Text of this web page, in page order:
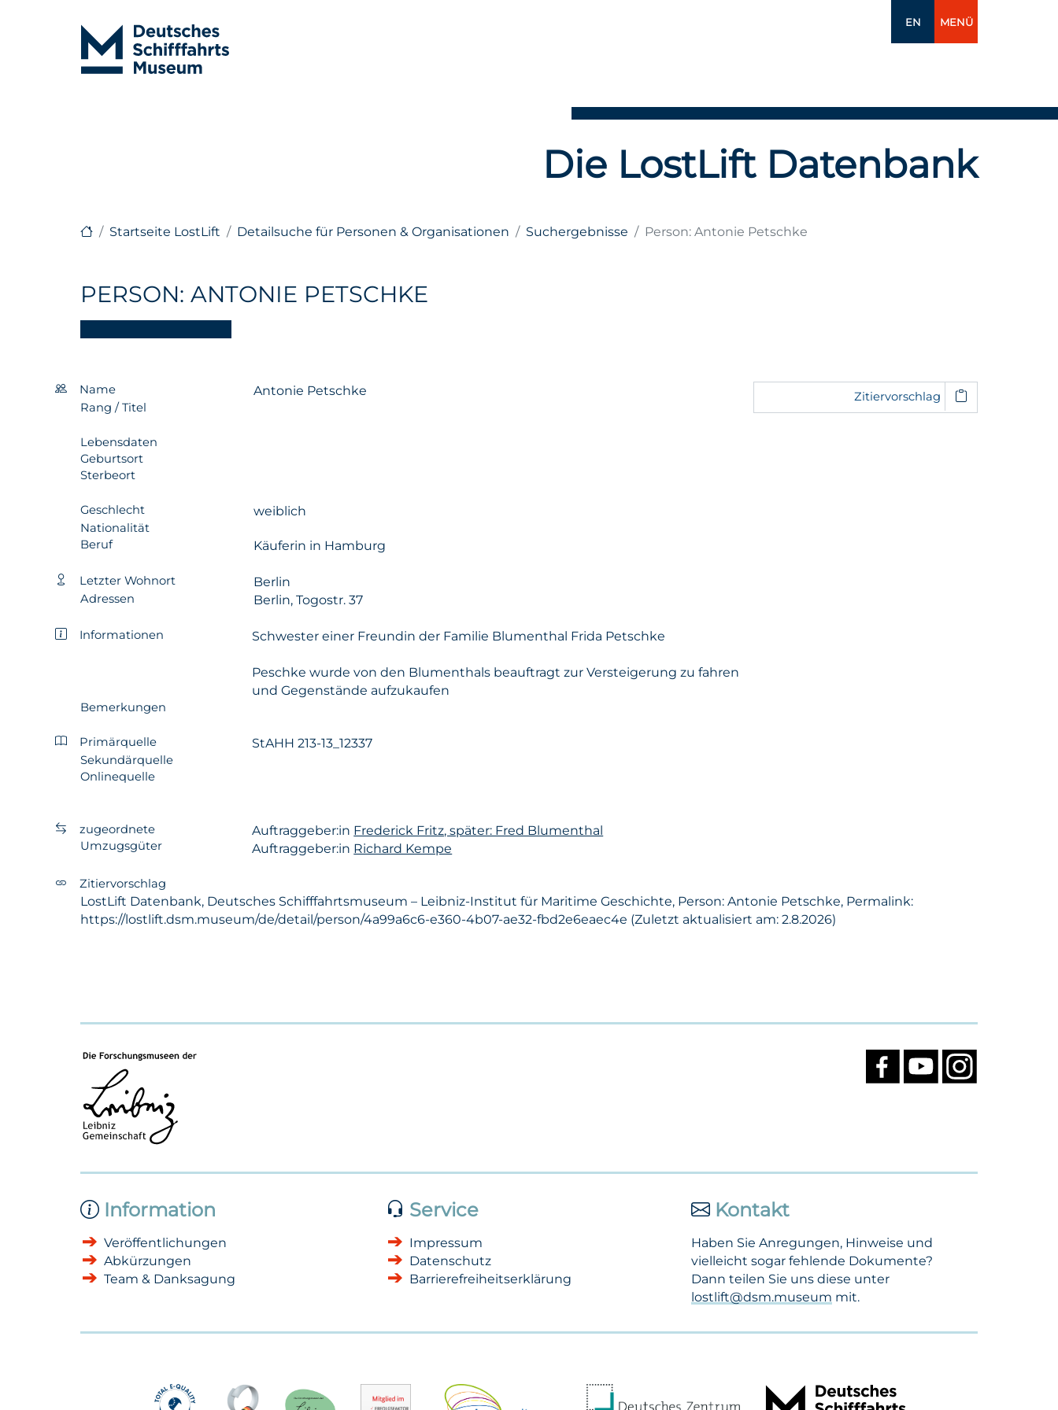
EN MENÜ
Die LostLift Datenbank
Startseite LostLift Detailsuche für Personen & Organisationen Suchergebnisse Person: Antonie Petschke
PERSON: ANTONIE PETSCHKE
Name Antonie Petschke
Rang / Titel
Lebensdaten
Geburtsort
Sterbeort
Geschlecht weiblich
Nationalität
Beruf
Käuferin in Hamburg
Letzter Wohnort Berlin
Adressen Berlin, Togostr. 37
Zitiervorschlag
Informationen Schwester einer Freundin der Familie Blumenthal Frida Petschke
Peschke wurde von den Blumenthals beauftragt zur Versteigerung zu fahren
und Gegenstände aufzukaufen
Bemerkungen
Primärquelle StAHH 213-13_12337
Sekundärquelle
Onlinequelle
zugeordnete
Umzugsgüter
Auftraggeber:in Frederick Fritz, später: Fred Blumenthal
Auftraggeber:in Richard Kempe
Zitiervorschlag
LostLift Datenbank, Deutsches Schifffahrtsmuseum – Leibniz-Institut für Maritime Geschichte, Person: Antonie Petschke, Permalink:
https://lostlift.dsm.museum/de/detail/person/4a99a6c6-e360-4b07-ae32-fbd2e6eaec4e (Zuletzt aktualisiert am: 2.8.2026)
Information
Veröffentlichungen
Abkürzungen
Team & Danksagung
Service
Impressum
Datenschutz
Barrierefreiheitserklärung
Kontakt
Haben Sie Anregungen, Hinweise und
vielleicht sogar fehlende Dokumente?
Dann teilen Sie uns diese unter
lostlift@dsm.museum mit.